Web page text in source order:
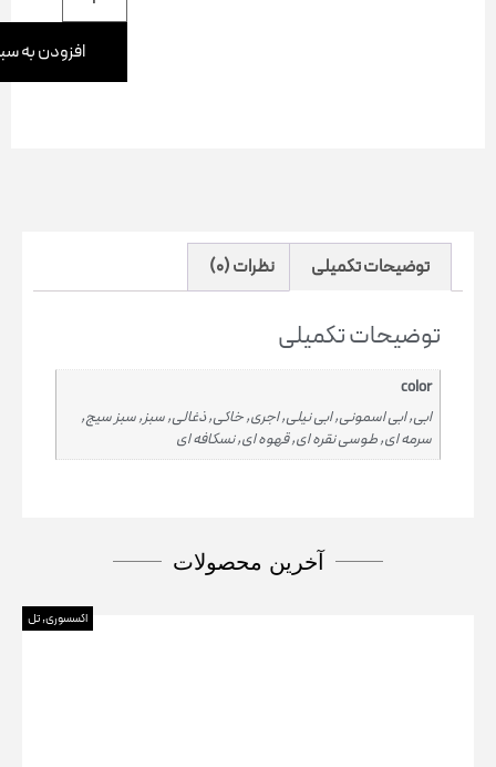
افزودن به سبد خرید
تکمیلی نظرات (0)
تکمیلی
اسمونی, ابی نیلی, اجری, خاکی, ذغالی, سبز, سبز سیج,
ای, طوسی نقره ای, قهوه ای, نسکافه ای
آخرین محصولات